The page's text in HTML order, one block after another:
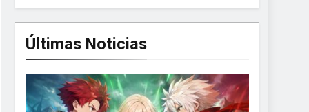
7
No Rest for the Wicked
confirma su versión 1.0
NOTICIAS DE VIDEOJUEGOS
8
Stuntman: Hollywood
Últimas Noticias